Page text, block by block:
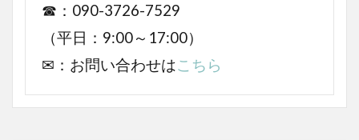
☎：090-3726-7529
（平日：9:00～17:00）
✉：お問い合わせはこちら